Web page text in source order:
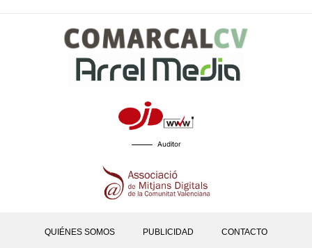
Auditor
QUIÉNES SOMOS PUBLICIDAD CONTACTO